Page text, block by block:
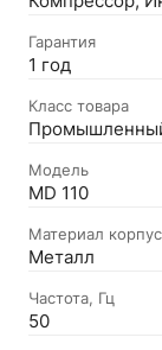
Гарантия
1 год
Класс товара
Модель
MD 110
Материал
Металл
Частота, Гц
50